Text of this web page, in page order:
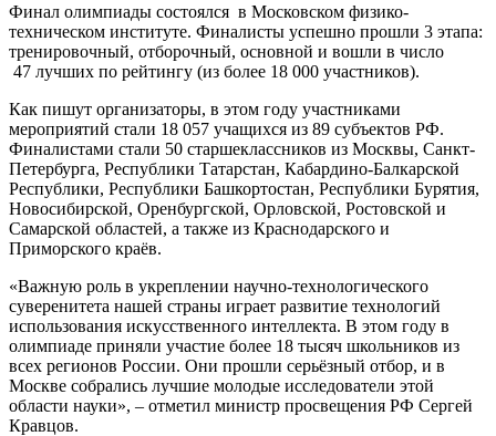
Финал олимпиады состоялся в Московском физико-
техническом институте. Финалисты успешно прошли 3 этапа:
тренировочный, отборочный, основной и вошли в число
47 лучших по рейтингу (из более 18 000 участников).
Как пишут организаторы, в этом году участниками
мероприятий стали 18 057 учащихся из 89 субъектов РФ.
Финалистами стали 50 старшеклассников из Москвы, Санкт-
Петербурга, Республики Татарстан, Кабардино-Балкарской
Республики, Республики Башкортостан, Республики Бурятия,
Новосибирской, Оренбургской, Орловской, Ростовской и
Самарской областей, а также из Краснодарского и
Приморского краёв.
«Важную роль в укреплении научно-технологического
суверенитета нашей страны играет развитие технологий
использования искусственного интеллекта. В этом году в
олимпиаде приняли участие более 18 тысяч школьников из
всех регионов России. Они прошли серьёзный отбор, и в
Москве собрались лучшие молодые исследователи этой
области науки», – отметил министр просвещения РФ Сергей
Кравцов.